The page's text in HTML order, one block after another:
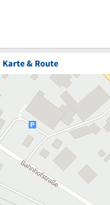
Karte & Route